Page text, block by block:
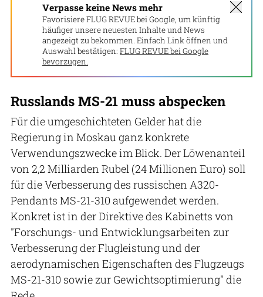
Verpasse keine News mehr
Favorisiere FLUG REVUE bei Google, um künftig
häufiger unsere neuesten Inhalte und News
angezeigt zu bekommen. Einfach Link öffnen und
Auswahl bestätigen: FLUG REVUE bei Google
bevorzugen.
Russlands MS-21 muss abspecken
Für die umgeschichteten Gelder hat die
Regierung in Moskau ganz konkrete
Verwendungszwecke im Blick. Der Löwenanteil
von 2,2 Milliarden Rubel (24 Millionen Euro) soll
für die Verbesserung des russischen A320-
Pendants MS-21-310 aufgewendet werden.
Konkret ist in der Direktive des Kabinetts von
"Forschungs- und Entwicklungsarbeiten zur
Verbesserung der Flugleistung und der
aerodynamischen Eigenschaften des Flugzeugs
MS-21-310 sowie zur Gewichtsoptimierung" die